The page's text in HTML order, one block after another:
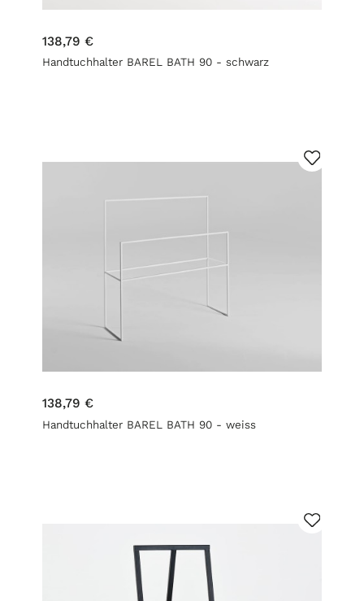
138,79 €
Handtuchhalter BAREL BATH 90 - schwarz
138,79 €
Handtuchhalter BAREL BATH 90 - weiss